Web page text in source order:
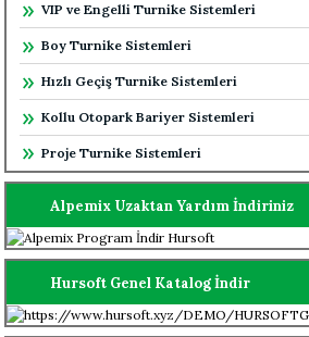
VIP ve Engelli Turnike Sistemleri
Boy Turnike Sistemleri
Hızlı Geçiş Turnike Sistemleri
Kollu Otopark Bariyer Sistemleri
Proje Turnike Sistemleri
Alpemix Uzaktan Yardım İndiriniz
Hursoft Genel Katalog İndir